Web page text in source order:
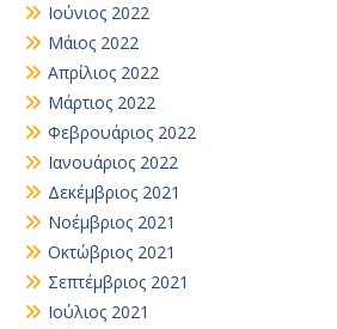
Ιούνιος 2022
Μάιος 2022
Απρίλιος 2022
Μάρτιος 2022
Φεβρουάριος 2022
Ιανουάριος 2022
Δεκέμβριος 2021
Νοέμβριος 2021
Οκτώβριος 2021
Σεπτέμβριος 2021
Ιούλιος 2021